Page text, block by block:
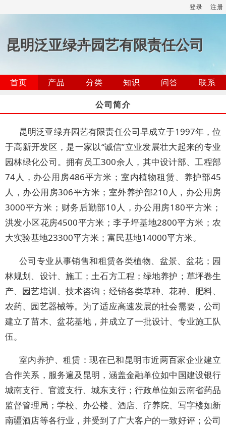
登录 注册
昆明泛亚绿卉园艺有限责任公司
首页 产品 分类 知识 问答
联系
公司简介
昆明泛亚绿卉园艺有限责任公司早成立于1997年，位
于高新开发区，是一家以“诚信”立业发展壮大起来的专业
园林绿化公司。拥有员工300余人，其中设计部、工程部
74人，办公用房486平方米；室内植物租赁、养护部45
人，办公用房306平方米；室外养护部210人，办公用房
3000平方米；财务后勤部10人，办公用房180平方米；
洪发小区花房4500平方米；李子坪基地2800平方米；农
大实验基地23300平方米；富民基地14000平方米。
公司专业从事销售和租赁各类植物、盆景、盆花；园
林规划、设计、施工；土石方工程；绿地养护；草坪卷生
产、园艺培训、技术咨询；经销各类草种、花种、肥料、
农药、园艺器械等。为了适应高速发展的社会需要，公司
建立了苗木、盆花基地，并成立了一批设计、专业施工队
伍。
室内养护、租赁：现在已和昆明市近两百家企业建立
合作关系，服务遍及昆明，涵盖金融单位如中国建设银行
城南支行、官渡支行、城东支行；行政单位如云南省药品
监督管理局；学校、办公楼、酒店、疗养院、写字楼如新
南疆酒店等各行业，并受到了广大客户的一致好评；公司